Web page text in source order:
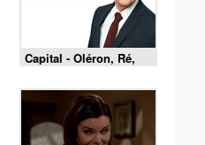
Capital - Oléron, Ré,
Belle-Île : le match des
îles est lancé !